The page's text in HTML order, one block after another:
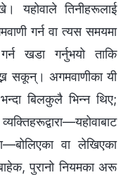
यहोवाले तिनीहरूलाई
गर्न वा त्यस समयमा
खडा गर्नुभयो ताकि
सकून्। अगमवाणीका यी
बिलकुलै भिन्न थिए;
वा लेखिएका
पुरानो नियमका अरू